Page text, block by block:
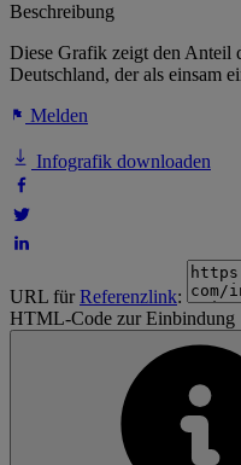
Beschreibung
Diese Grafik zeigt den Anteil
Deutschland, der als einsam
Melden
Infografik downloaden
URL fürReferenzlink:
HTML-Code zur Einbindung